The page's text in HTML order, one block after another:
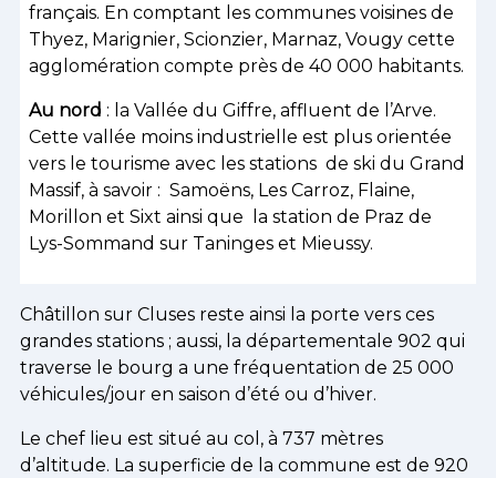
français. En comptant les communes voisines de
Thyez, Marignier, Scionzier, Marnaz, Vougy cette
agglomération compte près de 40 000 habitants.
Au nord : la Vallée du Giffre, affluent de l’Arve.
Cette vallée moins industrielle est plus orientée
vers le tourisme avec les stations de ski du Grand
Massif, à savoir : Samoëns, Les Carroz, Flaine,
Morillon et Sixt ainsi que la station de Praz de
Lys-Sommand sur Taninges et Mieussy.
Châtillon sur Cluses reste ainsi la porte vers ces
grandes stations ; aussi, la départementale 902 qui
traverse le bourg a une fréquentation de 25 000
véhicules/jour en saison d’été ou d’hiver.
Le chef lieu est situé au col, à 737 mètres
d’altitude. La superficie de la commune est de 920